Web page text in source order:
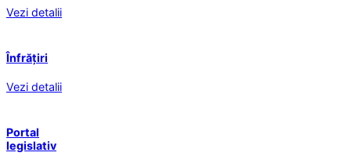
Vezi detalii
Înfrățiri
Vezi detalii
Portal
legislativ